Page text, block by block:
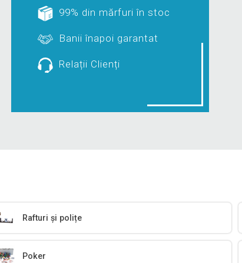
99% din mărfuri în stoc
Banii înapoi garantat
Relații Clienți
Rafturi și polițe
Poker